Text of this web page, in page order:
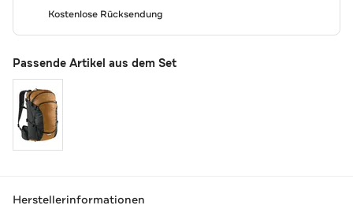
Kostenlose Rücksendung
Passende Artikel aus dem Set
Herstellerinformationen